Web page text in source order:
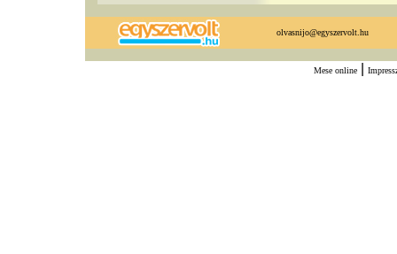
olvasnijo@egyszervolt.hu
Mese online|